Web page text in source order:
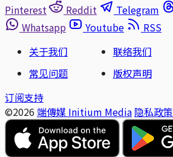
Pinterest
Reddit Telegram
Whatsapp
Youtube
RSS
关于我们
联络我们
常见问题
版权声明
订阅支持
©2026 端傳媒 Initium Media 隐私政策